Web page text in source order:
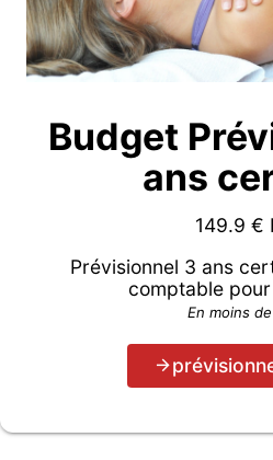
Budget
ans
149.9 €
Prévisionnel 3 ans
comptable
En moins